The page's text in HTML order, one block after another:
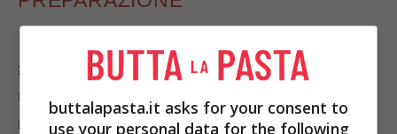
1)
gambo e la parte amara del torsolo. Lavateli
nuovamente, lasciateli sgocciolare e tagliateli a
rondelle.2)Sgocciolate i mandarinisciroppati,
buttalapasta.it asks for your consent to
use your personal data for the following